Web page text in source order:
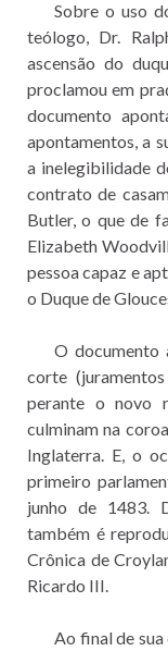
Sobre o uso
teólogo, Dr.
ascensão do
proclamou em
documento
apontamentos, a
a inelegibilidade
contrato de
Butler, o que de
Elizabeth
pessoa capaz e
o Duque de
O documento
corte
perante o novo
culminam na
Inglaterra. E, o
primeiro
junho de 1483.
também é
Crônica de
Ricardo III.
Ao final de